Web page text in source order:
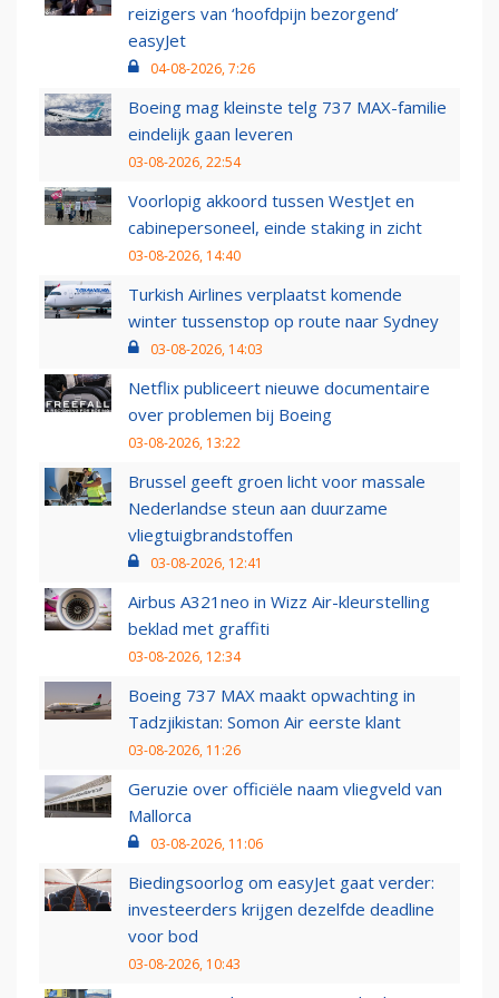
reizigers van ‘hoofdpijn bezorgend’
easyJet
04-08-2026, 7:26
Boeing mag kleinste telg 737 MAX-familie
eindelijk gaan leveren
03-08-2026, 22:54
Voorlopig akkoord tussen WestJet en
cabinepersoneel, einde staking in zicht
03-08-2026, 14:40
Turkish Airlines verplaatst komende
winter tussenstop op route naar Sydney
03-08-2026, 14:03
Netflix publiceert nieuwe documentaire
over problemen bij Boeing
03-08-2026, 13:22
Brussel geeft groen licht voor massale
Nederlandse steun aan duurzame
vliegtuigbrandstoffen
03-08-2026, 12:41
Airbus A321neo in Wizz Air-kleurstelling
beklad met graffiti
03-08-2026, 12:34
Boeing 737 MAX maakt opwachting in
Tadzjikistan: Somon Air eerste klant
03-08-2026, 11:26
Geruzie over officiële naam vliegveld van
Mallorca
03-08-2026, 11:06
Biedingsoorlog om easyJet gaat verder:
investeerders krijgen dezelfde deadline
voor bod
03-08-2026, 10:43